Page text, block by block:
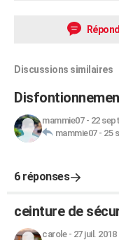
Discussions similaires
mammie07- 22
mammie07- 25
6 réponses
ceinture de
carole- 27 juil. 2018